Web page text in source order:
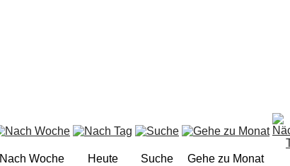
Nach Woche Heute Suche Gehe zu Monat